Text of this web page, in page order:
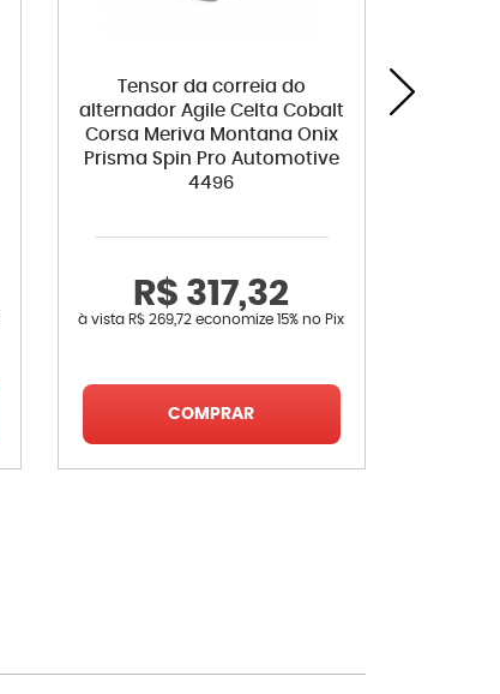
Tensor da correia do
alternador Agile Celta Cobalt
Corsa Meriva Montana Onix
Prisma Spin Pro Automotive
4496
R$ 317,32
à vista R$ 269,72 economize15% no Pix
COMPRAR